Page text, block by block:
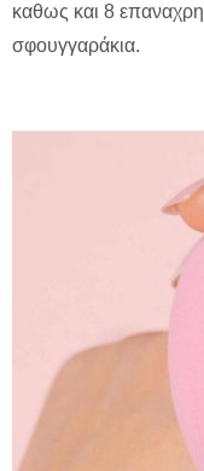
καθως και 8
σφουγγαράκια.